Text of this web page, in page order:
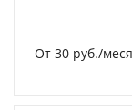
От 30 руб./